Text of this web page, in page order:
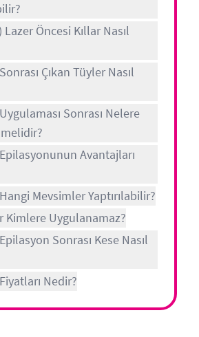
Öncesi Kıllar Nasıl
Çıkan Tüyler Nasıl
Sonrası Nelere
Avantajları
Mevsimler Yaptırılabilir?
Kimlere Uygulanamaz?
Sonrası Kese Nasıl
Nedir?